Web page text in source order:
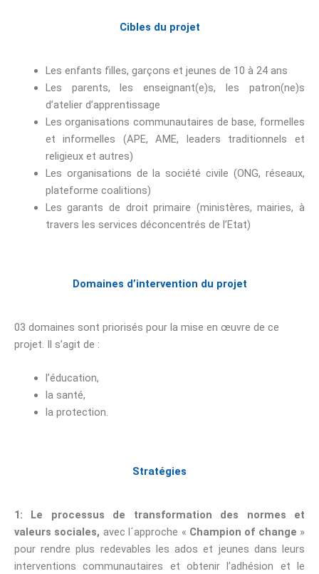
Cibles du projet
Les enfants filles, garçons et jeunes de 10 à 24 ans
Les parents, les enseignant(e)s, les patron(ne)s
d’atelier d’apprentissage
Les organisations communautaires de base, formelles
et informelles (APE, AME, leaders traditionnels et
religieux et autres)
Les organisations de la société civile (ONG, réseaux,
plateforme coalitions)
Les garants de droit primaire (ministères, mairies, à
travers les services déconcentrés de l’Etat)
Domaines d’intervention du projet
03 domaines sont priorisés pour la mise en œuvre de ce
projet. Il s’agit de :
l’éducation,
la santé,
la protection.
Stratégies
1: Le processus de transformation des normes et
valeurs sociales, avec l´approche « Champion of change »
pour rendre plus redevables les ados et jeunes dans leurs
interventions communautaires et obtenir l’adhésion et le